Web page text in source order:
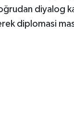
diyalog
diplomasi